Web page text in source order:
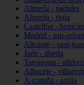
Almería - padules
Almería - rioja
Castellón -
Madrid - san-
Alicante - sant-
Jaén - úbeda
Tarragona -
Albacete -
A-coruña - arzúa